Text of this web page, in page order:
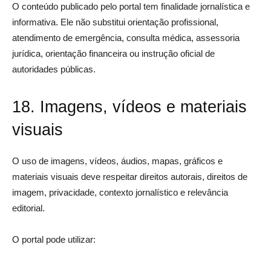
O conteúdo publicado pelo portal tem finalidade jornalística e
informativa. Ele não substitui orientação profissional,
atendimento de emergência, consulta médica, assessoria
jurídica, orientação financeira ou instrução oficial de
autoridades públicas.
18. Imagens, vídeos e materiais
visuais
O uso de imagens, vídeos, áudios, mapas, gráficos e
materiais visuais deve respeitar direitos autorais, direitos de
imagem, privacidade, contexto jornalístico e relevância
editorial.
O portal pode utilizar: